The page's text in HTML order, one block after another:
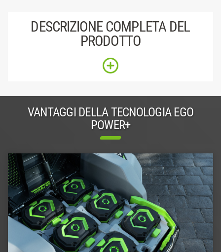
DESCRIZIONE COMPLETA DEL
PRODOTTO
VANTAGGI DELLA TECNOLOGIA EGO
POWER+